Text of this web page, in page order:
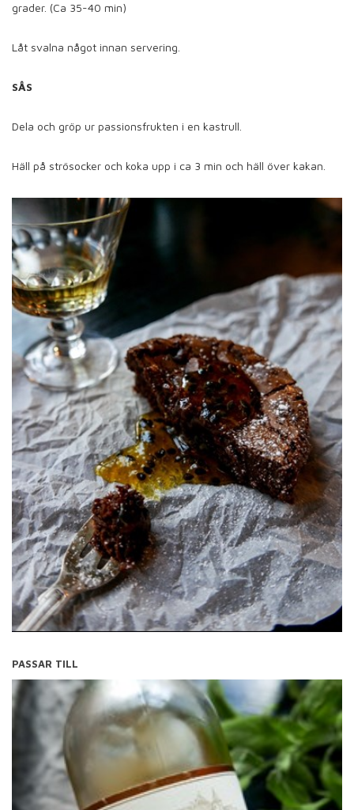
grader. (Ca 35-40 min)
Låt svalna något innan servering.
SÅS
Dela och gröp ur passionsfrukten i en kastrull.
Häll på strösocker och koka upp i ca 3 min och häll över kakan.
PASSAR TILL